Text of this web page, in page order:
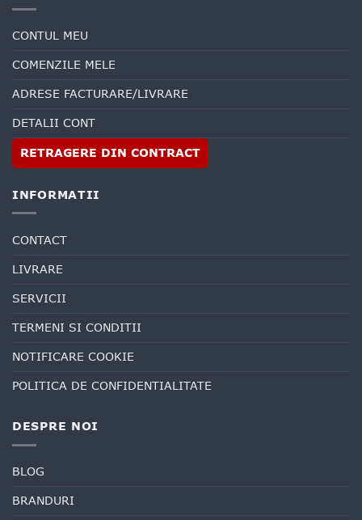
CONTUL MEU
COMENZILE MELE
ADRESE FACTURARE/LIVRARE
DETALII CONT
RETRAGERE DIN CONTRACT
INFORMATII
CONTACT
LIVRARE
SERVICII
TERMENI SI CONDITII
NOTIFICARE COOKIE
POLITICA DE CONFIDENTIALITATE
DESPRE NOI
BLOG
BRANDURI